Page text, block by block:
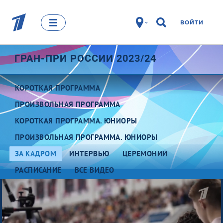
ВОЙТИ
ГРАН-ПРИ РОССИИ 2023/24
КОРОТКАЯ ПРОГРАММА
ПРОИЗВОЛЬНАЯ ПРОГРАММА
КОРОТКАЯ ПРОГРАММА. ЮНИОРЫ
ПРОИЗВОЛЬНАЯ ПРОГРАММА. ЮНИОРЫ
ЗА КАДРОМ
ИНТЕРВЬЮ
ЦЕРЕМОНИИ
РАСПИСАНИЕ
ВСЕ ВИДЕО